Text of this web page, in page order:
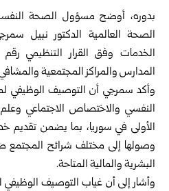
بدوره، أوضح مسؤول الصحة
الصحة العالمية الدكتور نبيل
المدارس والمراكز المجتمعية
وأكد سمرجي أن التوصيف الوظيفي
النفسي والاختصاص الاجتماعي
الأولى في سوريا، بما يضمن تقديم
وصولها إلى مختلف شرائح المجتمع
البشرية والمالية المتاحة.‏
وأشار إلى أن غياب التوصيف الوظيفي